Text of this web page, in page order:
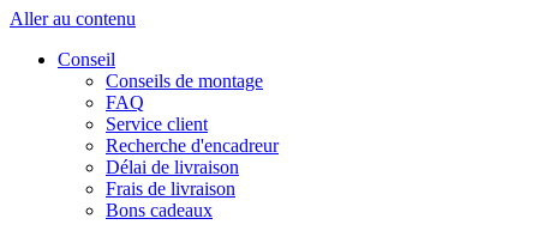
Aller au contenu
Conseil
Conseils de montage
FAQ
Service client
Recherche d'encadreur
Délai de livraison
Frais de livraison
Bons cadeaux